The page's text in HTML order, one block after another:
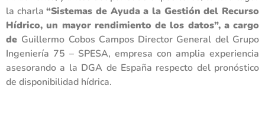
la charla“Sistemas de Ayuda a la Gestión del Recurso
Hídrico, un mayor rendimiento de los datos”, a cargo
de Guillermo Cobos Campos Director General del Grupo
Ingeniería 75 – SPESA, empresa con amplia experiencia
asesorando a la DGA de España respecto del pronóstico
de disponibilidad hídrica.